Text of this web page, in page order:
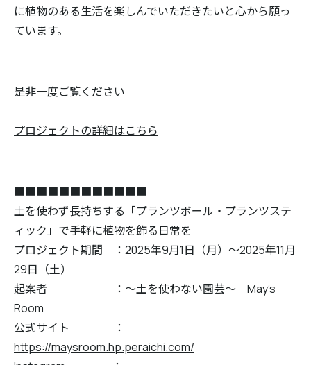
に植物のある生活を楽しんでいただきたいと心から願っ
ています。
是非一度ご覧ください
プロジェクトの詳細はこちら
■■■■■■■■■■■■
土を使わず長持ちする「プランツボール・プランツステ
ィック」で手軽に植物を飾る日常を
プロジェクト期間 ：2025年9月1日（月）～2025年11月
29日（土）
起案者 ：～土を使わない園芸～ May’s
Room
公式サイト ：
https://maysroom.hp.peraichi.com/